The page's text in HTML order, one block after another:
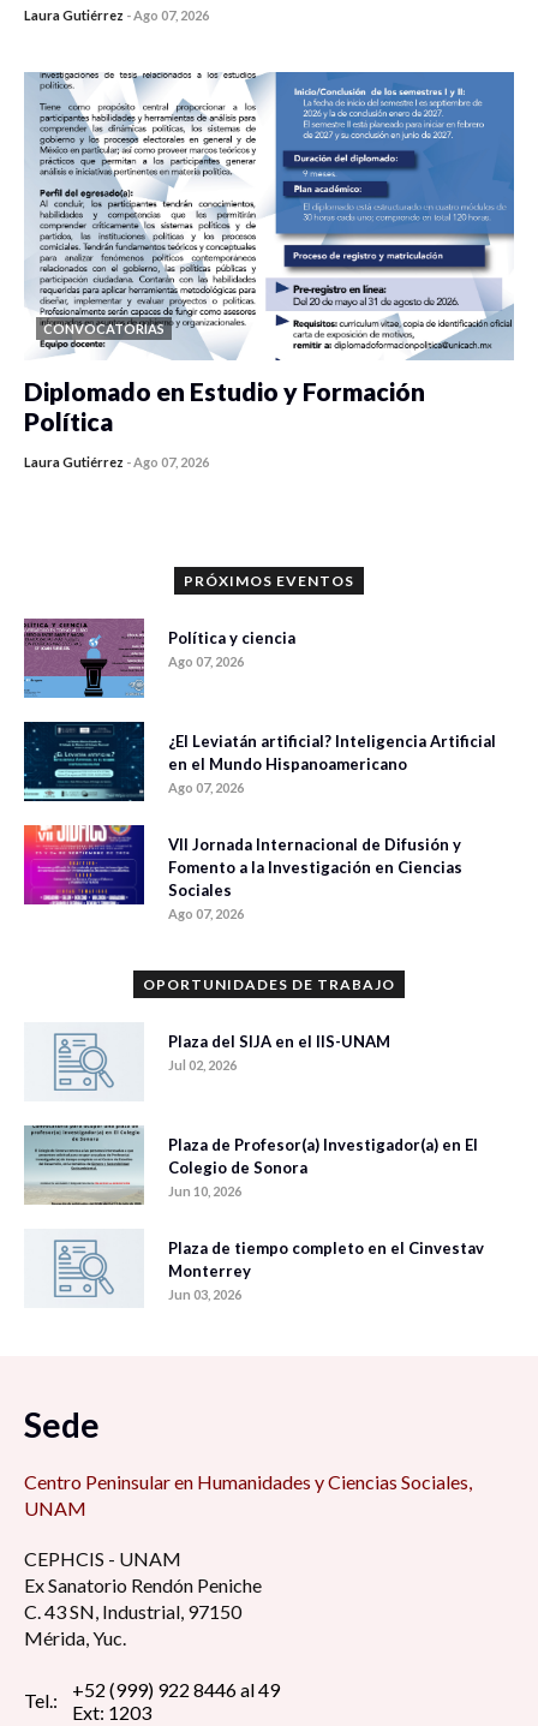
Laura Gutiérrez -Ago 07, 2026
CONVOCATORIAS
Diplomado en Estudio y Formación
Política
Laura Gutiérrez -Ago 07, 2026
PRÓXIMOS EVENTOS
Política y ciencia
Ago 07, 2026
¿El Leviatán artificial? Inteligencia Artificial
en el Mundo Hispanoamericano
Ago 07, 2026
VII Jornada Internacional de Difusión y
Fomento a la Investigación en Ciencias
Sociales
Ago 07, 2026
OPORTUNIDADES DE TRABAJO
Plaza del SIJA en el IIS-UNAM
Jul 02, 2026
Plaza de Profesor(a) Investigador(a) en El
Colegio de Sonora
Jun 10, 2026
Plaza de tiempo completo en el Cinvestav
Monterrey
Jun 03, 2026
Sede
Centro Peninsular en Humanidades y Ciencias Sociales,
UNAM
CEPHCIS - UNAM
Ex Sanatorio Rendón Peniche
C. 43 SN, Industrial, 97150
Mérida, Yuc.
Tel.:
+52 (999) 922 8446 al 49
Ext: 1203